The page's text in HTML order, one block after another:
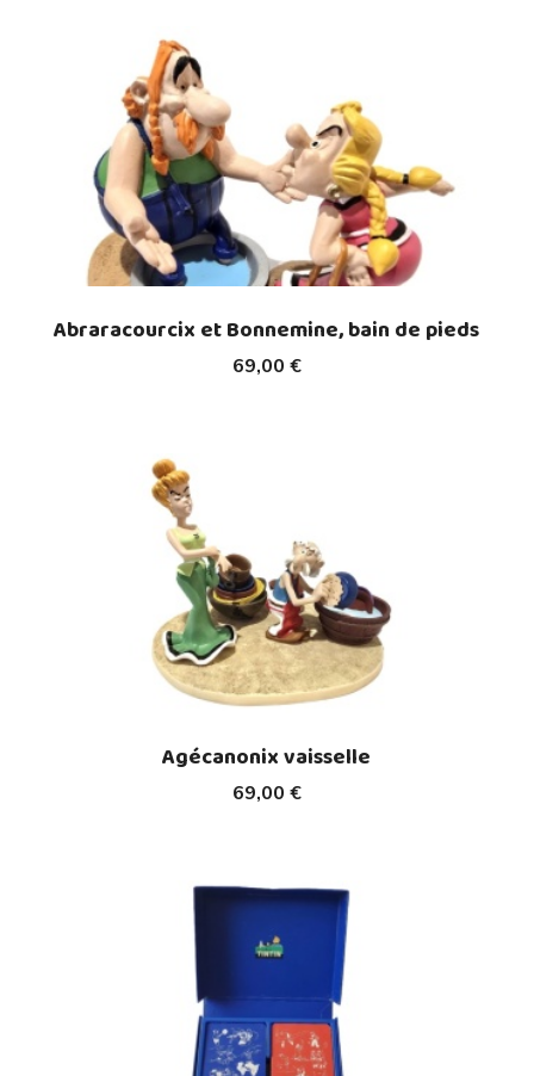
69,00 €
Abraracourcix et Bonnemine, bain de pieds
69,00 €
Agécanonix vaisselle